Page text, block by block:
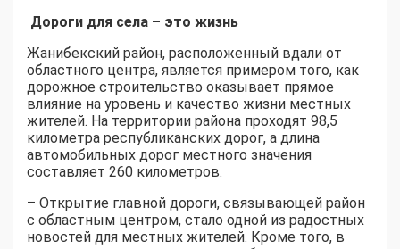
Дороги для села – это жизнь
Жанибекский район, расположенный вдали от
областного центра, является примером того, как
дорожное строительство оказывает прямое
влияние на уровень и качество жизни местных
жителей. На территории района проходят 98,5
километра республиканских дорог, а длина
автомобильных дорог местного значения
составляет 260 километров.
– Открытие главной дороги, связывающей район
с областным центром, стало одной из радостных
новостей для местных жителей. Кроме того, в